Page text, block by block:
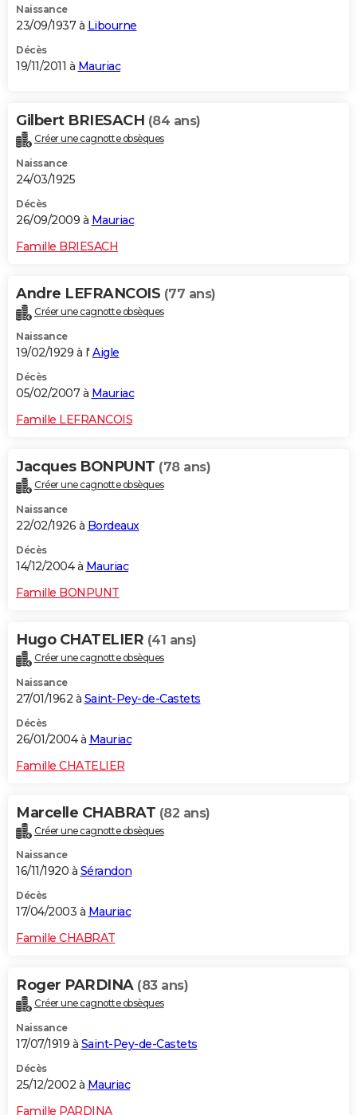
Naissance
23/09/1937 à Libourne
Décès
19/11/2011 à Mauriac
Gilbert BRIESACH (84 ans)
Créer une cagnotte obsèques
Naissance
24/03/1925
Décès
26/09/2009 à Mauriac
Famille BRIESACH
Andre LEFRANCOIS (77 ans)
Créer une cagnotte obsèques
Naissance
19/02/1929 à l' Aigle
Décès
05/02/2007 à Mauriac
Famille LEFRANCOIS
Jacques BONPUNT (78 ans)
Créer une cagnotte obsèques
Naissance
22/02/1926 à Bordeaux
Décès
14/12/2004 à Mauriac
Famille BONPUNT
Hugo CHATELIER (41 ans)
Créer une cagnotte obsèques
Naissance
27/01/1962 à Saint-Pey-de-Castets
Décès
26/01/2004 à Mauriac
Famille CHATELIER
Marcelle CHABRAT (82 ans)
Créer une cagnotte obsèques
Naissance
16/11/1920 à Sérandon
Décès
17/04/2003 à Mauriac
Famille CHABRAT
Roger PARDINA (83 ans)
Créer une cagnotte obsèques
Naissance
17/07/1919 à Saint-Pey-de-Castets
Décès
25/12/2002 à Mauriac
Famille PARDINA